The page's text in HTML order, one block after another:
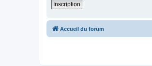
Inscription
Accueil du forum